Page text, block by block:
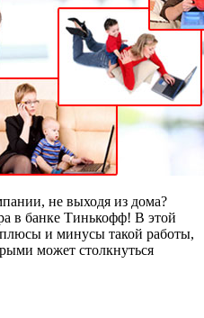
не выходя из дома?
в банке Тинькофф! В этой
и минусы такой работы,
может столкнуться